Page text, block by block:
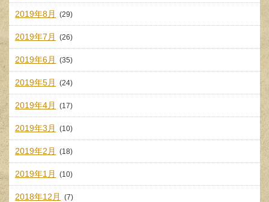
2019年8月 (29)
2019年7月 (26)
2019年6月 (35)
2019年5月 (24)
2019年4月 (17)
2019年3月 (10)
2019年2月 (18)
2019年1月 (10)
2018年12月 (7)